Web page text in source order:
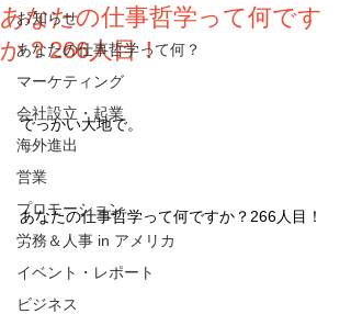
お知らせ
あなたの仕事哲学って何？
マーケティング
会社設立・起業
海外進出
営業
プロモーション
労務＆人事 in アメリカ
イベント・レポート
ビジネス
あなたの仕事哲学って何です
か？266人目！
でっかい大地で。
あなたの仕事哲学って何ですか？266人目！